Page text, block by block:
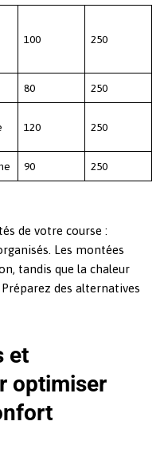
100 250
80 250
120 250
90 250
de votre course :
Les montées
tandis que la chaleur
des alternatives
et
optimiser